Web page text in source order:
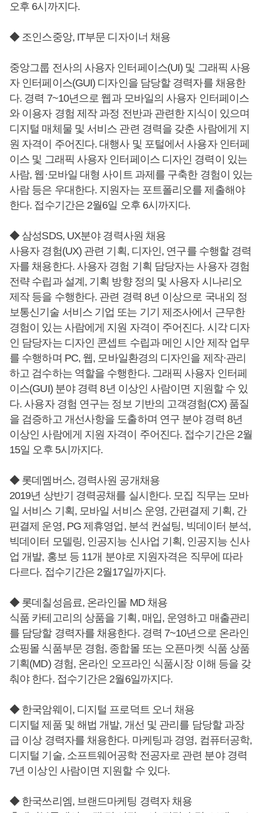
오후 6시까지다.
◆ 조인스중앙, IT부문 디자이너 채용
중앙그룹 전사의 사용자 인터페이스(UI) 및 그래픽 사용
자 인터페이스(GUI) 디자인을 담당할 경력자를 채용한
다. 경력 7~10년으로 웹과 모바일의 사용자 인터페이스
와 이용자 경험 제작 과정 전반과 관련한 지식이 있으며
디지털 매체물 및 서비스 관련 경력을 갖춘 사람에게 지
원 자격이 주어진다. 대행사 및 포털에서 사용자 인터페
이스 및 그래픽 사용자 인터페이스 디자인 경력이 있는
사람, 웹·모바일 대형 사이트 과제를 구축한 경험이 있는
사람 등은 우대한다. 지원자는 포트폴리오를 제출해야
한다. 접수기간은 2월6일 오후 6시까지다.
◆ 삼성SDS, UX분야 경력사원 채용
사용자 경험(UX) 관련 기획, 디자인, 연구를 수행할 경력
자를 채용한다. 사용자 경험 기획 담당자는 사용자 경험
전략 수립과 설계, 기획 방향 정의 및 사용자 시나리오
제작 등을 수행한다. 관련 경력 8년 이상으로 국내외 정
보통신기술 서비스 기업 또는 기기 제조사에서 근무한
경험이 있는 사람에게 지원 자격이 주어진다. 시각 디자
인 담당자는 디자인 콘셉트 수립과 메인 시안 제작 업무
를 수행하며 PC, 웹, 모바일환경의 디자인을 제작·관리
하고 검수하는 역할을 수행한다. 그래픽 사용자 인터페
이스(GUI) 분야 경력 8년 이상인 사람이면 지원할 수 있
다. 사용자 경험 연구는 정보 기반의 고객경험(CX) 품질
을 검증하고 개선사항을 도출하며 연구 분야 경력 8년
이상인 사람에게 지원 자격이 주어진다. 접수기간은 2월
15일 오후 5시까지다.
◆ 롯데멤버스, 경력사원 공개채용
2019년 상반기 경력공채를 실시한다. 모집 직무는 모바
일 서비스 기획, 모바일 서비스 운영, 간편결제 기획, 간
편결제 운영, PG 제휴영업, 분석 컨설팅, 빅데이터 분석,
빅데이터 모델링, 인공지능 신사업 기획, 인공지능 신사
업 개발, 홍보 등 11개 분야로 지원자격은 직무에 따라
다르다. 접수기간은 2월17일까지다.
◆ 롯데칠성음료, 온라인몰 MD 채용
식품 카테고리의 상품을 기획, 매입, 운영하고 매출관리
를 담당할 경력자를 채용한다. 경력 7~10년으로 온라인
쇼핑몰 식품부문 경험, 종합몰 또는 오픈마켓 식품 상품
기획(MD) 경험, 온라인 오프라인 식품시장 이해 등을 갖
춰야 한다. 접수기간은 2월6일까지다.
◆ 한국암웨이, 디지털 프로덕트 오너 채용
디지털 제품 및 해법 개발, 개선 및 관리를 담당할 과장
급 이상 경력자를 채용한다. 마케팅과 경영, 컴퓨터공학,
디지털 기술, 소프트웨어공학 전공자로 관련 분야 경력
7년 이상인 사람이면 지원할 수 있다.
◆ 한국쓰리엠, 브랜드마케팅 경력자 채용